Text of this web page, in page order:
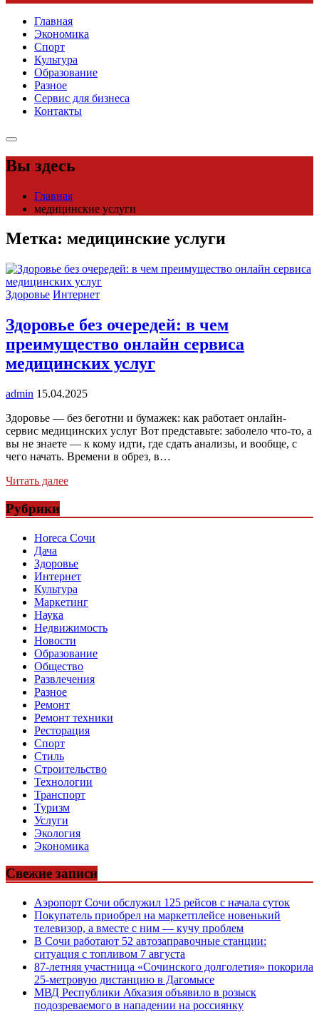
Главная
Экономика
Спорт
Культура
Образование
Разное
Сервис для бизнеса
Контакты
Вы здесь
Главная
медицинские услуги
Метка: медицинские услуги
Здоровье Интернет
Здоровье без очередей: в чем
преимущество онлайн сервиса
медицинских услуг
admin 15.04.2025
Здоровье — без беготни и бумажек: как работает онлайн-
сервис медицинских услуг Вот представьте: заболело что-то, а
вы не знаете — к кому идти, где сдать анализы, и вообще, с
чего начать. Времени в обрез, в…
Читать далее
Рубрики
Horeca Сочи
Дача
Здоровье
Интернет
Культура
Маркетинг
Наука
Недвижимость
Новости
Образование
Общество
Развлечения
Разное
Ремонт
Ремонт техники
Ресторация
Спорт
Стиль
Строительство
Технологии
Транспорт
Туризм
Услуги
Экология
Экономика
Свежие записи
Аэропорт Сочи обслужил 125 рейсов с начала суток
Покупатель приобрел на маркетплейсе новенький
телевизор, а вместе с ним — кучу проблем
В Сочи работают 52 автозаправочные станции:
ситуация с топливом 7 августа
87-летняя участница «Сочинского долголетия» покорила
25-метровую дистанцию в Дагомысе
МВД Республики Абхазия объявило в розыск
подозреваемого в нападении на россиянку